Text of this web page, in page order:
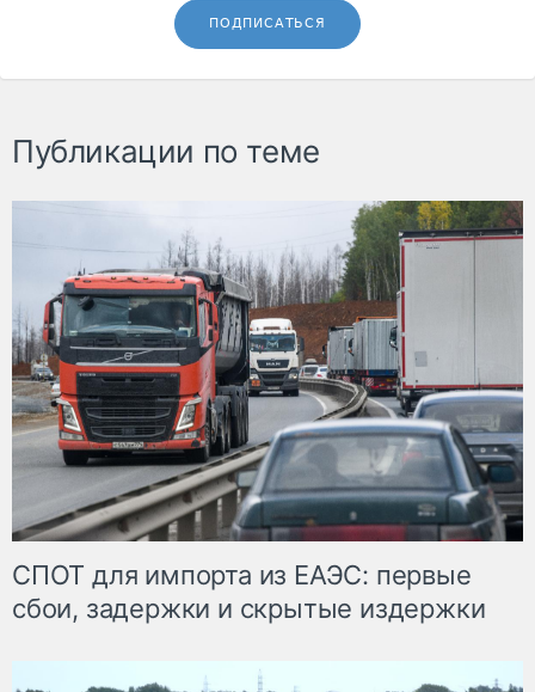
ПОДПИСАТЬСЯ
Публикации по теме
СПОТ для импорта из ЕАЭС: первые
сбои, задержки и скрытые издержки